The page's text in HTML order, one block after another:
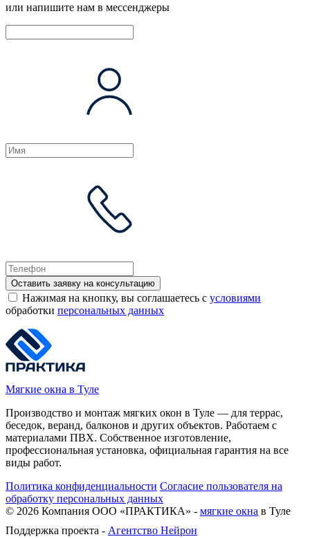
или напишите нам в мессенджеры
Оставить заявку на консультацию
Нажимая на кнопку, вы соглашаетесь с условиями
обработки персональных данных
Мягкие окна в Туле
Производство и монтаж мягких окон в Туле — для террас,
беседок, веранд, балконов и других объектов. Работаем с
материалами ПВХ. Собственное изготовление,
профессиональная установка, официальная гарантия на все
виды работ.
Политика конфиденциальности Согласие пользователя на
обработку персональных данных
© 2026 Компания ООО «ПРАКТИКА» - мягкие окна в Туле
Поддержка проекта - Агентство Нейрон